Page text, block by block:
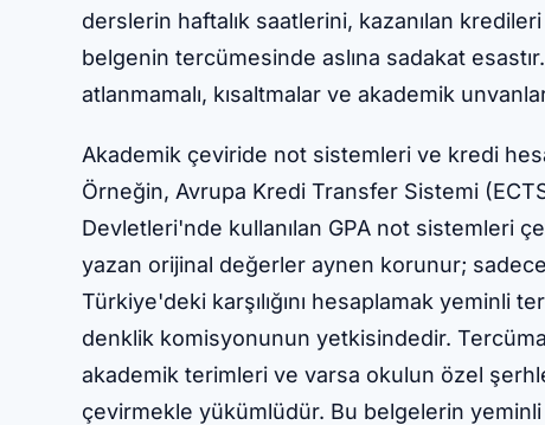
derslerin haftalık saatlerini, kazanılan
belgenin tercümesinde aslına sadakat
atlanmamalı, kısaltmalar ve akademik
Akademik çeviride not sistemleri ve kredi
Örneğin, Avrupa Kredi Transfer Sistemi
Devletleri'nde kullanılan GPA not sistemleri
yazan orijinal değerler aynen korunur; sadece
Türkiye'deki karşılığını hesaplamak yeminli
denklik komisyonunun yetkisindedir.
akademik terimleri ve varsa okulun özel
çevirmekle yükümlüdür. Bu belgelerin